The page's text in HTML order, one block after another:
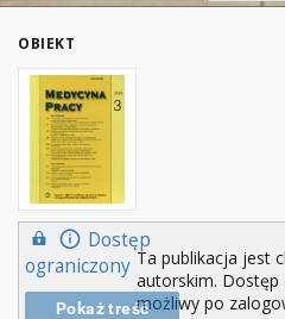
OBIEKT
Dostęp
ograniczony
Pokaż treść
Ta publikacja jest
autorskim.
możliwy po